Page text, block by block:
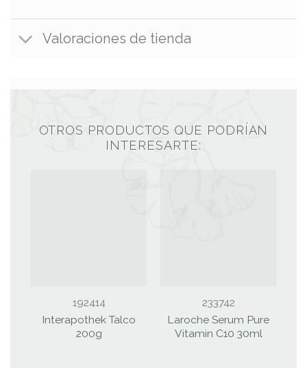
Valoraciones de tienda
OTROS PRODUCTOS QUE PODRÍAN
INTERESARTE:
192414
Interapothek Talco
200g
233742
Laroche Serum Pure
Vitamin C10 30ml